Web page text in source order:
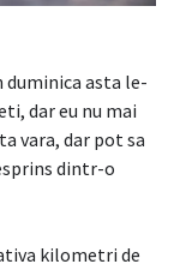
duminica asta le-
dar eu nu mai
vara, dar pot sa
dintr-o
kilometri de